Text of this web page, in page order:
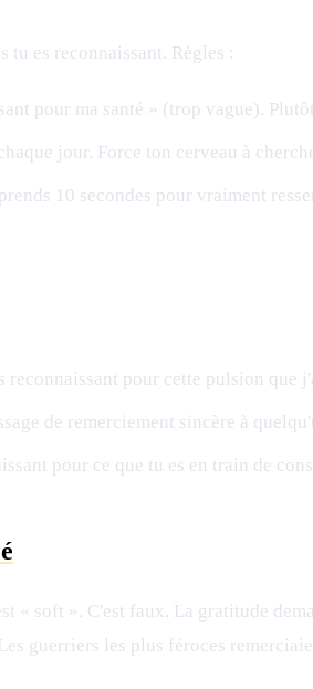
tu es reconnaissant. Règles :
pour ma santé » (trop vague).
jour. Force ton cerveau à
10 secondes pour vraiment
reconnaissant pour cette pulsion
de remerciement sincère à
pour ce que tu es en train de
« soft ». C'est faux. La gratitude
guerriers les plus féroces